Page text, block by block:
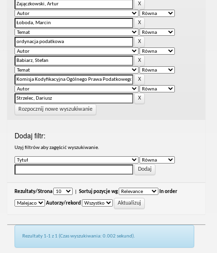
Rozpocznij nowe wyszukiwanie
Dodaj filtr:
Uzyj filtrów aby zagęścić wyszukiwanie.
Rezultaty/Strona Sortuj pozycje wg In order
Autorzy/rekord
Rezultaty 1-1 z 1 (Czas wyszukiwania: 0.002 sekund).